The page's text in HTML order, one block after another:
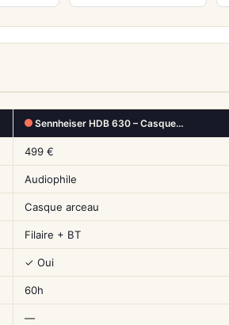
Sennheiser HDB 630 – Casque…
499 €
Audiophile
Casque arceau
Filaire + BT
✓ Oui
60h
—